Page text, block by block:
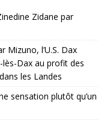
Zidane par
Mizuno, l’U.S. Dax
lès-Dax au profit des
les Landes
sensation plutôt qu’un